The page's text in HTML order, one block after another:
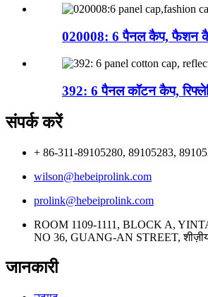
020008: 6 पैनल कैप, फैशन
392: 6 पैनल कॉटन कैप,
संपर्क करें
+ 86-311-89105280, 89105283,
wilson@hebeiprolink.com
prolink@hebeiprolink.com
ROOM 1109-1111, BLOCK A,
NO 36, GUANG-AN STREET,
जानकारी